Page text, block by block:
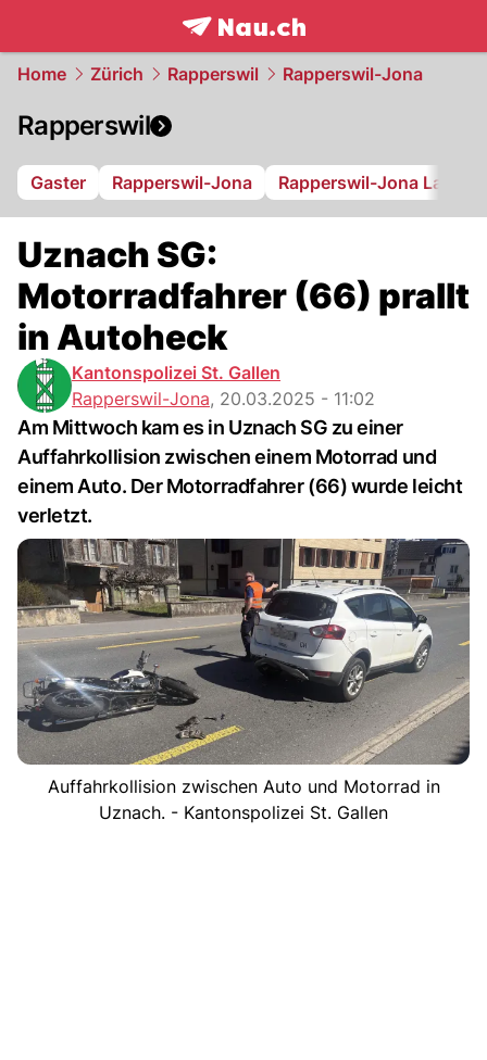
frontpage.NAU.ch
Home Zürich Rapperswil Rapperswil-Jona
Rapperswil
Gaster Rapperswil-Jona Rapperswil-Jona Lakers
Uznach SG:
Motorradfahrer (66) prallt
in Autoheck
Kantonspolizei St. Gallen
Rapperswil-Jona, 20.03.2025 - 11:02
Am Mittwoch kam es in Uznach SG zu einer
Auffahrkollision zwischen einem Motorrad und
einem Auto. Der Motorradfahrer (66) wurde leicht
verletzt.
Auffahrkollision zwischen Auto und Motorrad in
Uznach. - Kantonspolizei St. Gallen